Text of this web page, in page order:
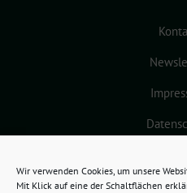
Wir verwenden Cookies, um unsere
Mit Klick auf eine der Schaltflächen